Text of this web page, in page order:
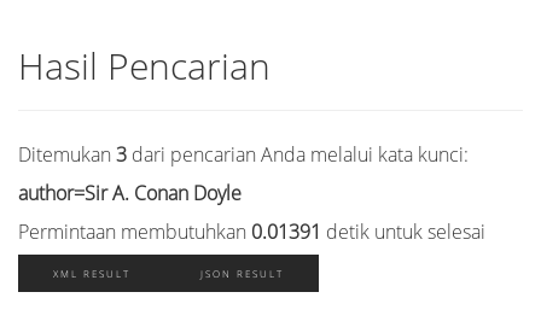
Hasil Pencarian
Ditemukan 3 dari pencarian Anda melalui kata kunci:
author=Sir A. Conan Doyle
Permintaan membutuhkan 0.01391 detik untuk selesai
XML RESULT JSON RESULT